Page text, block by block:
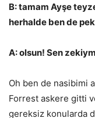
B: tamam Ayşe
herhalde ben de
A: olsun! Sen
Oh ben de nasibimi
Forrest askere gitti
gereksiz konularda